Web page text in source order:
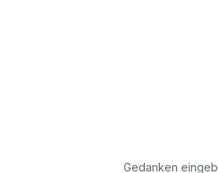
Gedanken